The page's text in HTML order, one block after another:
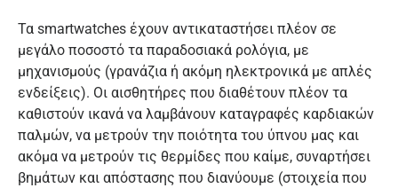
Τα smartwatches έχουν αντικαταστήσει πλέον σε
μεγάλο ποσοστό τα παραδοσιακά ρολόγια, με
μηχανισμούς (γρανάζια ή ακόμη ηλεκτρονικά με απλές
ενδείξεις). Οι αισθητήρες που διαθέτουν πλέον τα
καθιστούν ικανά να λαμβάνουν καταγραφές καρδιακών
παλμών, να μετρούν την ποιότητα του ύπνου μας και
ακόμα να μετρούν τις θερμίδες που καίμε, συναρτήσει
βημάτων και απόστασης που διανύουμε (στοιχεία που